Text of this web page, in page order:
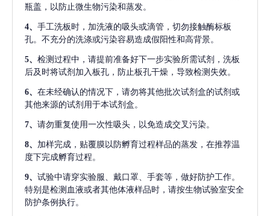
瓶盖，以防止微生物污染和蒸发。
4、 手工洗板时，加洗液的吸头或滴管，切勿接触酶标板
孔。不充分的洗涤或污染容易造成假阳性和高背景。
5、 检测过程中，请提前准备好下一步实验所需试剂，洗板
后及时将试剂加入板孔，防止板孔干燥，导致检测失效。
6、 在未经确认的情况下，请勿将其他批次试剂盒的试剂或
其他来源的试剂用于本试剂盒。
7、 请勿重复使用一次性吸头，以免造成交叉污染。
8、 加样完成，贴覆膜以防孵育过程样品的蒸发，在推荐温
度下完成孵育过程。
9、 试验中请穿实验服、戴口罩、手套等，做好防护工作。
特别是检测血液或者其他体液样品时，请按生物试验室安全
防护条例执行。